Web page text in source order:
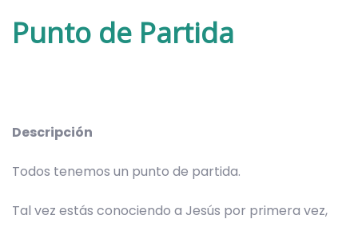
Punto de Partida
Descripción
Todos tenemos un punto de partida.
Tal vez estás conociendo a Jesús por primera vez,